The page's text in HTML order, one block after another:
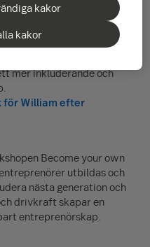
vem som helst. I SEB
unga med olika
mer inkluderande och
för William efter
Become your own
utbildas och
nästa generation och
drivkraft skapar en
entreprenörskap.
kakor
kakor